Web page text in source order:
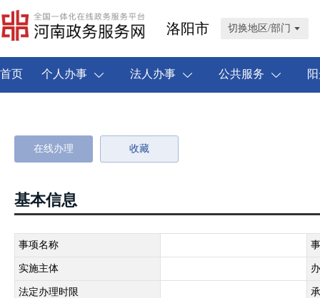
洛阳市 切换地区/部门
首页 个人办事 法人办事 公共服务
在线办理 收藏
基本信息
事项名称
实施主体
法定办理时限